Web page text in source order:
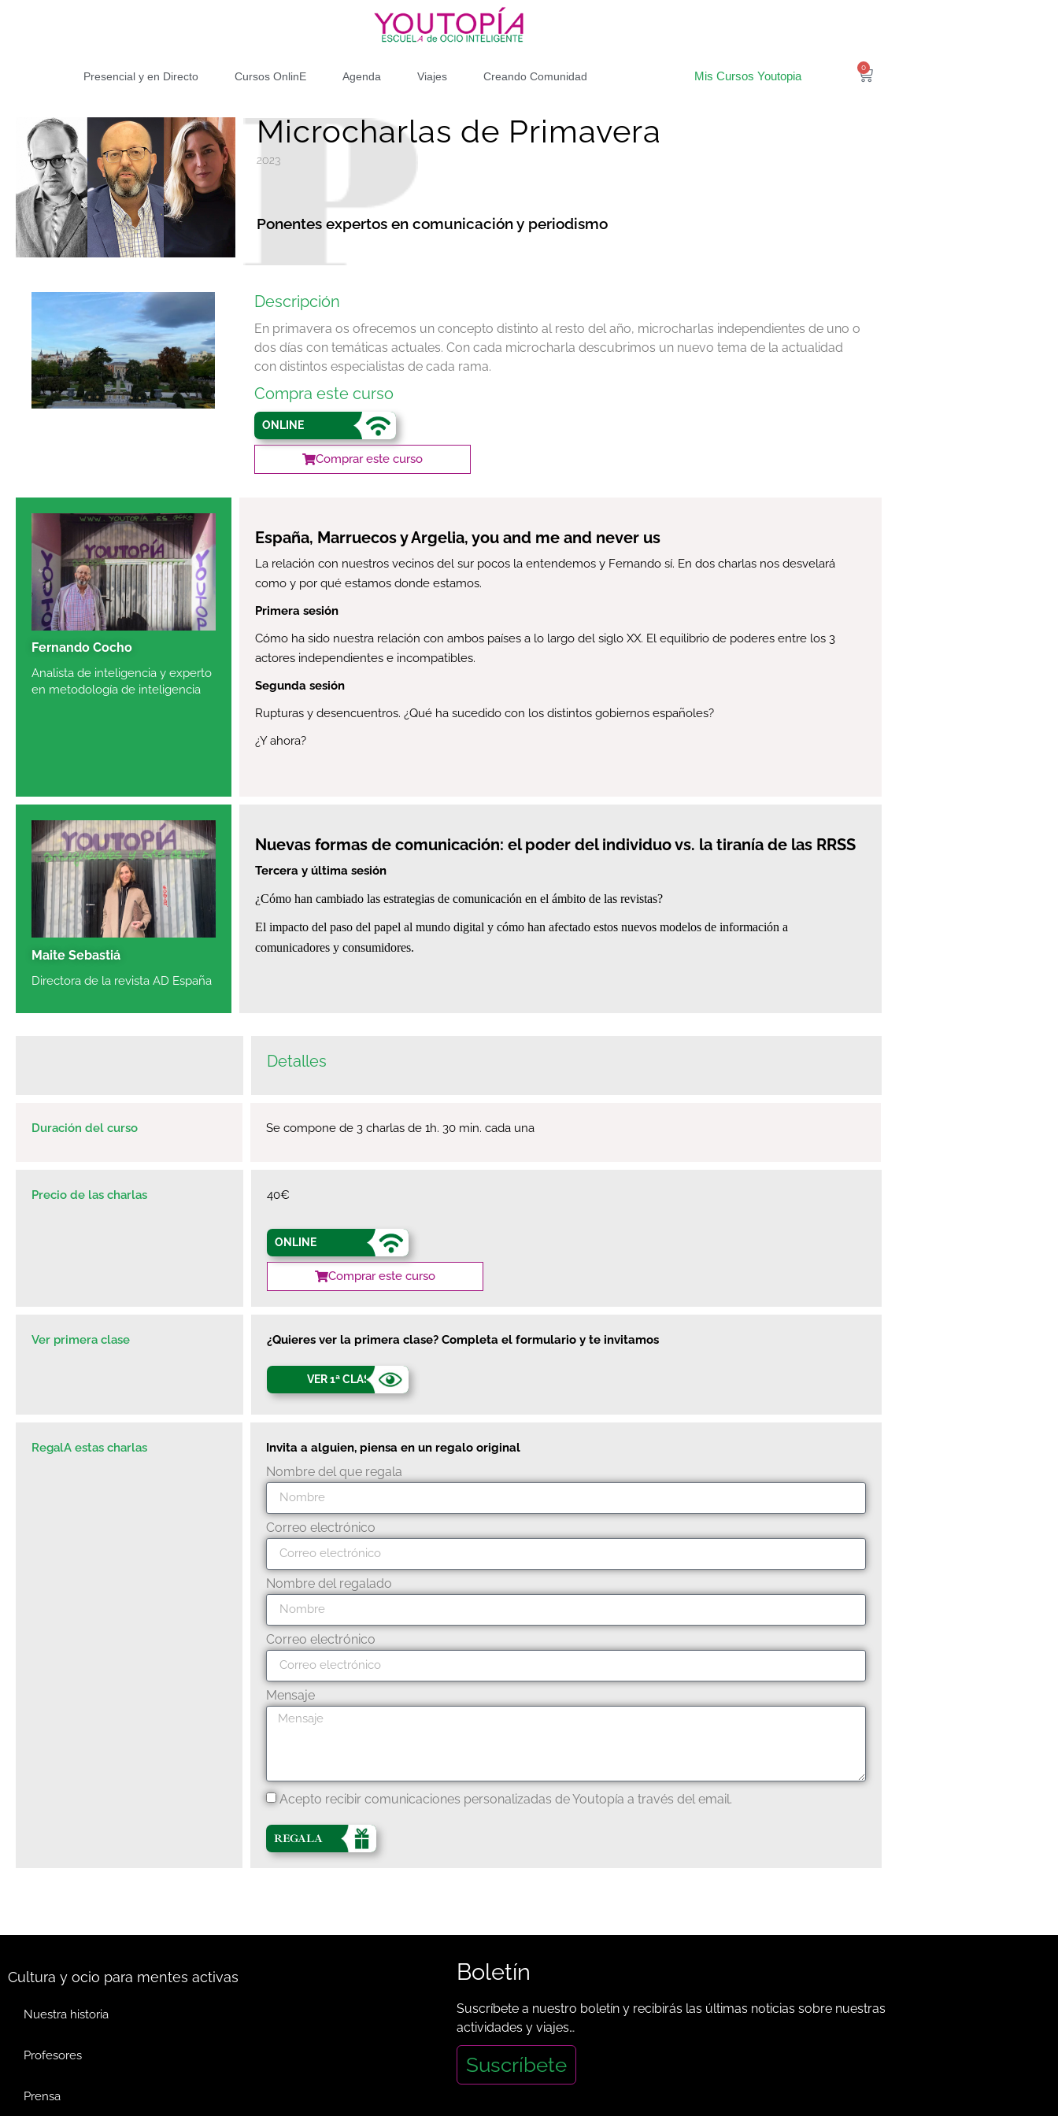
Presencial y en Directo Cursos OnlinE Agenda Viajes Creando Comunidad Mis Cursos Youtopia
0
Microcharlas de Primavera
2023
Ponentes expertos en comunicación y periodismo
Descripción
En primavera os ofrecemos un concepto distinto al resto del año, microcharlas independientes de uno o
dos días con temáticas actuales. Con cada microcharla descubrimos un nuevo tema de la actualidad
con distintos especialistas de cada rama.
Compra este curso
ONLINE
Comprar este curso
Fernando Cocho
Analista de inteligencia y experto
en metodología de inteligencia
España, Marruecos y Argelia, you and me and never us
La relación con nuestros vecinos del sur pocos la entendemos y Fernando sí. En dos charlas nos desvelará
como y por qué estamos donde estamos.
Primera sesión
Cómo ha sido nuestra relación con ambos países a lo largo del siglo XX. El equilibrio de poderes entre los 3
actores independientes e incompatibles.
Segunda sesión
Rupturas y desencuentros. ¿Qué ha sucedido con los distintos gobiernos españoles?
¿Y ahora?
Maite Sebastiá
Directora de la revista AD España
Nuevas formas de comunicación: el poder del individuo vs. la tiranía de las RRSS
Tercera y última sesión
¿Cómo han cambiado las estrategias de comunicación en el ámbito de las revistas?
El impacto del paso del papel al mundo digital y cómo han afectado estos nuevos modelos de información a
comunicadores y consumidores.
Detalles
Duración del curso Se compone de 3 charlas de 1h. 30 min. cada una
Precio de las charlas 40€
ONLINE
Comprar este curso
Ver primera clase ¿Quieres ver la primera clase? Completa el formulario y te invitamos
VER 1ª CLASE
RegalA estas charlas Invita a alguien, piensa en un regalo original
Nombre del que regala
Correo electrónico
Nombre del regalado
Correo electrónico
Mensaje
Acepto recibir comunicaciones personalizadas de Youtopía a través del email.
REGALA
Cultura y ocio para mentes activas
Nuestra historia
Profesores
Prensa
Boletín
Suscríbete a nuestro boletín y recibirás las últimas noticias sobre nuestras
actividades y viajes…
Suscríbete